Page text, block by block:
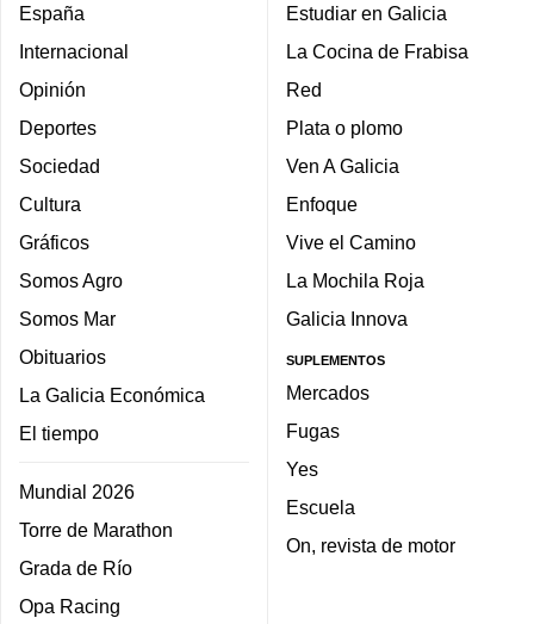
España
Internacional
Opinión
Deportes
Sociedad
Cultura
Gráficos
Somos Agro
Somos Mar
Obituarios
La Galicia Económica
El tiempo
Mundial 2026
Torre de Marathon
Grada de Río
Opa Racing
Estudiar en Galicia
La Cocina de Frabisa
Red
Plata o plomo
Ven A Galicia
Enfoque
Vive el Camino
La Mochila Roja
Galicia Innova
SUPLEMENTOS
Mercados
Fugas
Yes
Escuela
On, revista de motor